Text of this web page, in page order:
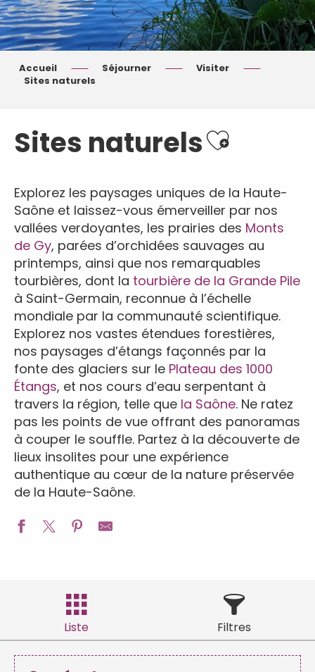
Accueil Séjourner
Visiter
Sites naturels
Sites naturels Ajouter aux
Explorez les paysages uniques de la Haute-
Saône et laissez-vous émerveiller par nos
vallées verdoyantes, les prairies des Monts
de Gy, parées d’orchidées sauvages au
printemps, ainsi que nos remarquables
tourbières, dont la tourbière de la Grande Pile
à Saint-Germain, reconnue à l’échelle
mondiale par la communauté scientifique.
Explorez nos vastes étendues forestières,
nos paysages d’étangs façonnés par la
fonte des glaciers sur le Plateau des 1000
Étangs, et nos cours d’eau serpentant à
travers la région, telle que la Saône. Ne ratez
pas les points de vue offrant des panoramas
à couper le souffle. Partez à la découverte de
lieux insolites pour une expérience
authentique au cœur de la nature préservée
de la Haute-Saône.
Liste Filtres